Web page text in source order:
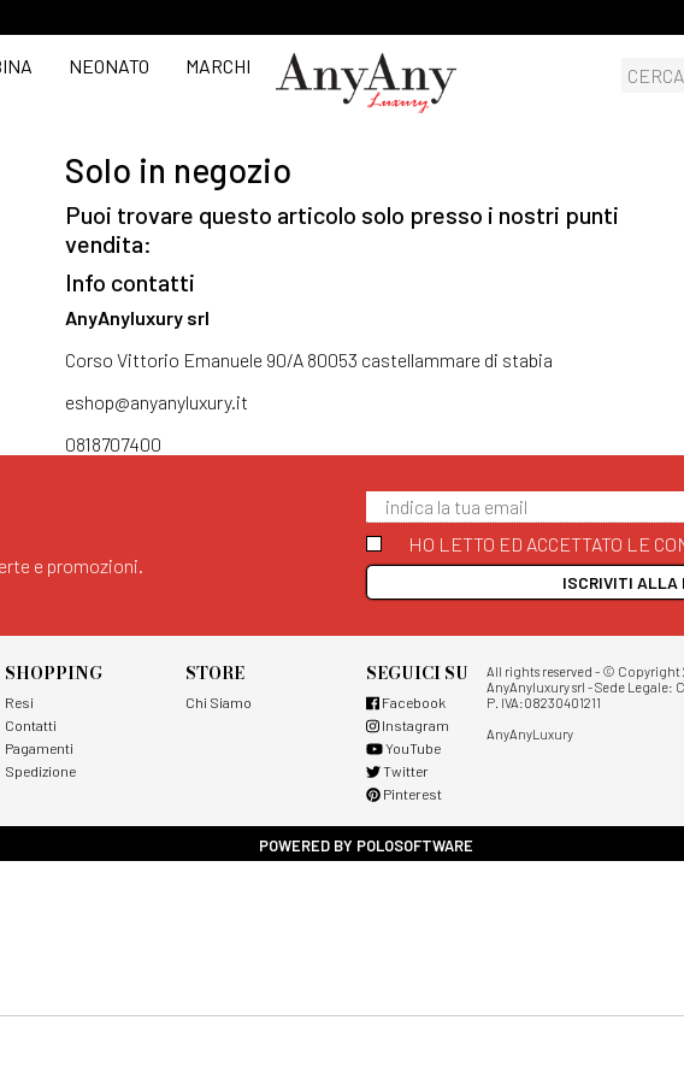
NEONATO MARCHI
Solo in negozio
Puoi trovare questo articolo solo presso i nostri punti
vendita:
Info contatti
AnyAnyluxury srl
Corso Vittorio Emanuele 90/A 80053 castellammare di stabia
eshop@anyanyluxury.it
0818707400
e promozioni.
HO LETTO ED ACCETTATO LE
ISCRIVITI ALLA
SHOPPING
Resi
Contatti
Pagamenti
Spedizione
STORE
Chi Siamo
SEGUICI SU
Facebook
Instagram
YouTube
Twitter
Pinterest
All rights reserved - © Copyright
AnyAnyluxury srl - Sede Legale:
P. IVA:08230401211
AnyAnyLuxury
POWERED BY POLOSOFTWARE